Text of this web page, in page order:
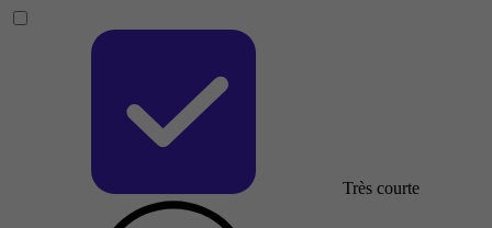
Très courte